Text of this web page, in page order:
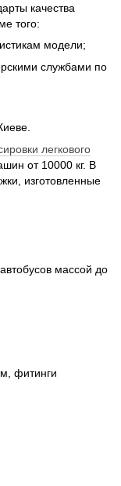
качества
того:
модели;
службами по
легкового
от 10000 кг. В
изготовленные
массой до
фитинги